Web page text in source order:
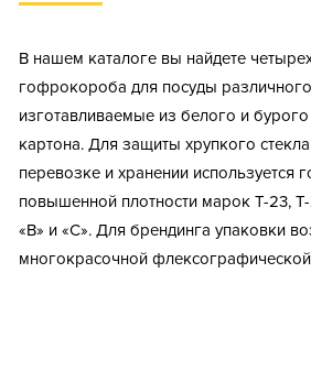
В нашем каталоге вы найдете
гофрокороба для посуды
изготавливаемые из белого и бурого
картона. Для защиты хрупкого
перевозке и хранении используется
повышенной плотности марок Т-23,
«В» и «С». Для брендинга упаковки
многокрасочной флексографической